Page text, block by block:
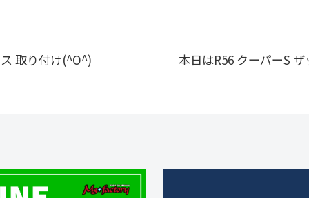
取り付け(^O^) 本日はR56 クーパーS